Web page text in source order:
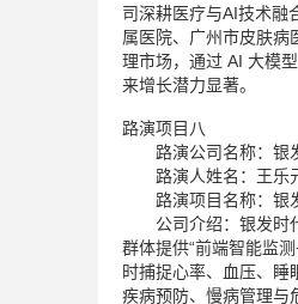
司深耕医疗与AI技术融
属医院、广州市皮肤病
理市场，通过 AI 大模
来增长潜力显著。
路演项目八
路演公司名称：银发
路演人姓名：王乐
路演项目名称：银
公司介绍：银发时代
群体提供“前端智能监
时捕捉心率、血压、
疾病预防、慢病管理与